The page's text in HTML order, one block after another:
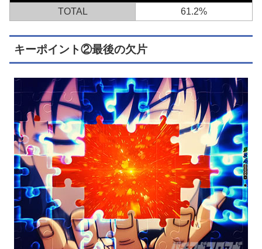
TOTAL
61.2%
キーポイント②最後の欠片